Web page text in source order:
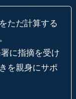
ただ計算する
に指摘を受け
を親身にサポ